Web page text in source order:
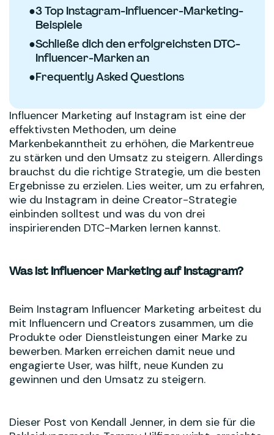
●3 Top Instagram-Influencer-Marketing-
Beispiele
●Schließe dich den erfolgreichsten DTC-
Influencer-Marken an
●Frequently Asked Questions
Influencer Marketing auf Instagram ist eine der
effektivsten Methoden, um deine
Markenbekanntheit zu erhöhen, die Markentreue
zu stärken und den Umsatz zu steigern. Allerdings
brauchst du die richtige Strategie, um die besten
Ergebnisse zu erzielen. Lies weiter, um zu erfahren,
wie du Instagram in deine Creator-Strategie
einbinden solltest und was du von drei
inspirierenden DTC-Marken lernen kannst.
Was ist Influencer Marketing auf Instagram?
Beim Instagram Influencer Marketing arbeitest du
mit Influencern und Creators zusammen, um die
Produkte oder Dienstleistungen einer Marke zu
bewerben. Marken erreichen damit neue und
engagierte User, was hilft, neue Kunden zu
gewinnen und den Umsatz zu steigern.
Dieser Post von Kendall Jenner, in dem sie für die